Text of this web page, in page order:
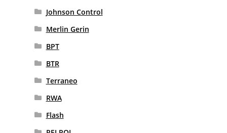
Johnson Control
Merlin Gerin
BPT
BTR
Terraneo
RWA
Flash